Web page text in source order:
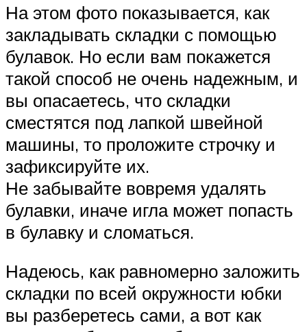
На этом фото показывается, как
закладывать складки с помощью
булавок. Но если вам покажется
такой способ не очень надежным, и
вы опасаетесь, что складки
сместятся под лапкой швейной
машины, то проложите строчку и
зафиксируйте их.
Не забывайте вовремя удалять
булавки, иначе игла может попасть
в булавку и сломаться.
Надеюсь, как равномерно заложить
складки по всей окружности юбки
вы разберетесь сами, а вот как